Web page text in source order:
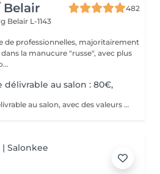
Belair
482
Belair L-1143
de professionnelles, majoritairement
la manucure "russe", avec plus
No...
délivrable au salon : 80€,
Bon cadeau physique : délivrable au salon, avec des valeurs possibles de 80€, 100€ ou plus de 100€. Bon cadeau électronique : délivrable par email, avec une valeur à choisir librement, à acheter directement sur ce site internet. Nos bons cadeaux sont valables sur tous nos services et peuvent être utilisés en plusieurs fois.